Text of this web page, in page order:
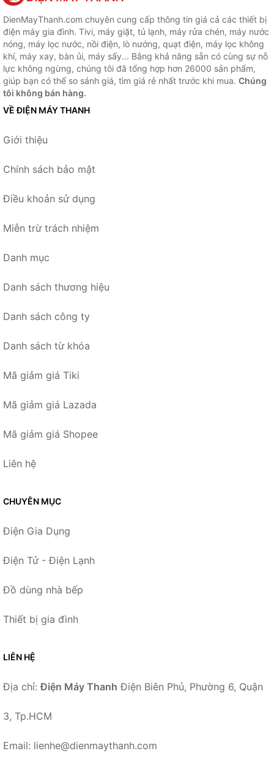
DienMayThanh.com chuyên cung cấp thông tin giá cả các thiết bị
điện máy gia đình. Tivi, máy giặt, tủ lạnh, máy rửa chén, máy nước
nóng, máy lọc nước, nồi điện, lò nướng, quạt điện, máy lọc không
khí, máy xay, bàn ủi, máy sấy... Bằng khả năng sẵn có cùng sự nỗ
lực không ngừng, chúng tôi đã tổng hợp hơn 26000 sản phẩm,
giúp bạn có thể so sánh giá, tìm giá rẻ nhất trước khi mua. Chúng
tôi không bán hàng.
VỀ ĐIỆN MÁY THANH
Giới thiệu
Chính sách bảo mật
Điều khoản sử dụng
Miễn trừ trách nhiệm
Danh mục
Danh sách thương hiệu
Danh sách công ty
Danh sách từ khóa
Mã giảm giá Tiki
Mã giảm giá Lazada
Mã giảm giá Shopee
Liên hệ
CHUYÊN MỤC
Điện Gia Dụng
Điện Tử - Điện Lạnh
Đồ dùng nhà bếp
Thiết bị gia đình
LIÊN HỆ
Địa chỉ:Điện Máy Thanh Điện Biên Phủ, Phường 6, Quận
3, Tp.HCM
Email: lienhe@dienmaythanh.com